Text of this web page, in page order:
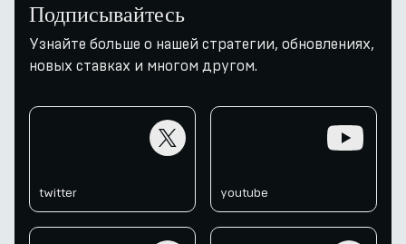
Подписывайтесь
Узнайте больше о нашей стратегии, обновлениях,
новых ставках и многом другом.
twitter youtube